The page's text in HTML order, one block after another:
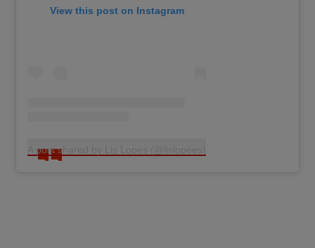
View this post on Instagram
A post shared by Lis Lopes (@lislopees)